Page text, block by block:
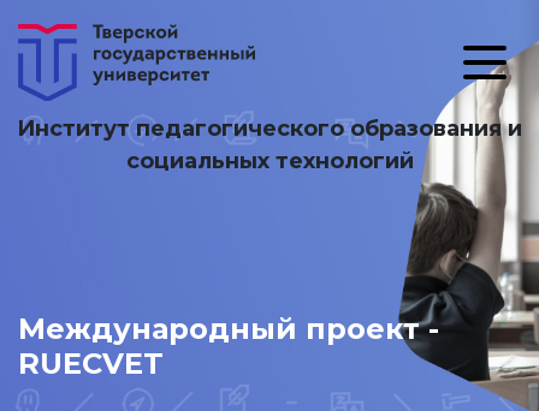
Институт педагогического образования и
социальных технологий
Международный проект -
RUECVET